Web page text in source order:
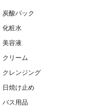
炭酸パック
化粧水
美容液
クリーム
クレンジング
日焼け止め
バス用品